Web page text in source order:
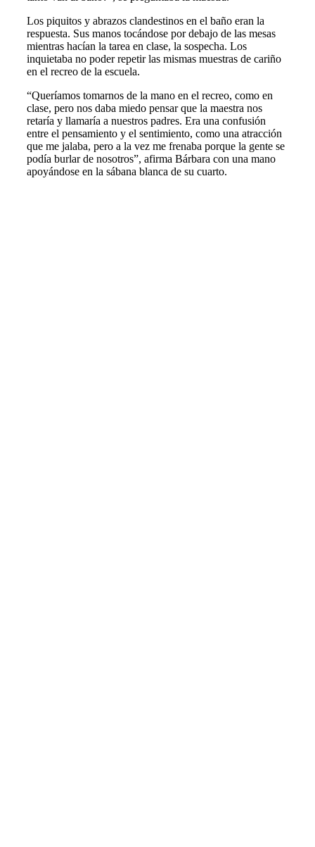
Los piquitos y abrazos clandestinos en el baño eran la
respuesta. Sus manos tocándose por debajo de las mesas
mientras hacían la tarea en clase, la sospecha. Los
inquietaba no poder repetir las mismas muestras de cariño
en el recreo de la escuela.
“Queríamos tomarnos de la mano en el recreo, como en
clase, pero nos daba miedo pensar que la maestra nos
retaría y llamaría a nuestros padres. Era una confusión
entre el pensamiento y el sentimiento, como una atracción
que me jalaba, pero a la vez me frenaba porque la gente se
podía burlar de nosotros”, afirma Bárbara con una mano
apoyándose en la sábana blanca de su cuarto.